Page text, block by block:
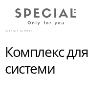
Каталог
системи
Комплекс
системи